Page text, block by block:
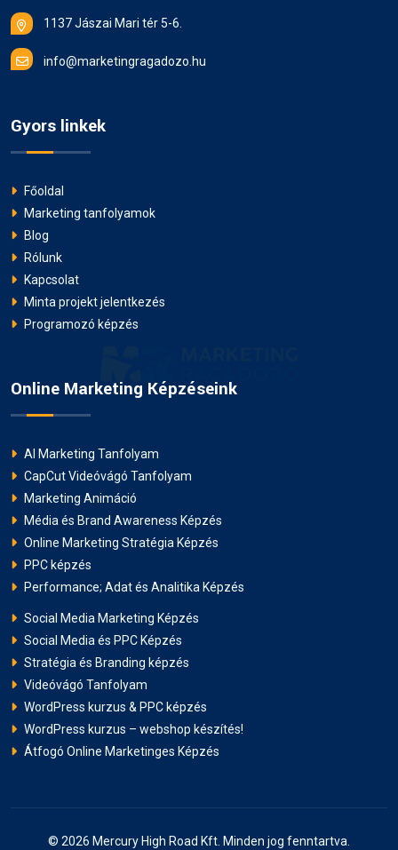
1137 Jászai Mari tér 5-6.
info@marketingragadozo.hu
Gyors linkek
Főoldal
Marketing tanfolyamok
Blog
Rólunk
Kapcsolat
Minta projekt jelentkezés
Programozó képzés
Online Marketing Képzéseink
AI Marketing Tanfolyam
CapCut Videóvágó Tanfolyam
Marketing Animáció
Média és Brand Awareness Képzés
Online Marketing Stratégia Képzés
PPC képzés
Performance; Adat és Analitika Képzés
Social Media Marketing Képzés
Social Media és PPC Képzés
Stratégia és Branding képzés
Videóvágó Tanfolyam
WordPress kurzus & PPC képzés
WordPress kurzus – webshop készítés!
Átfogó Online Marketinges Képzés
© 2026 Mercury High Road Kft. Minden jog fenntartva.